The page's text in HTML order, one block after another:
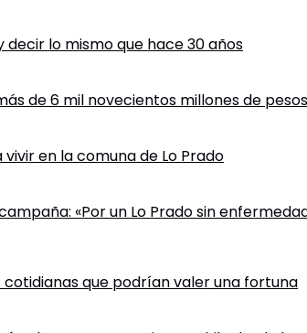
decir lo mismo que hace 30 años
de 6 mil novecientos millones de pesos
vivir en la comuna de Lo Prado
«Por un Lo Prado sin
que podrían valer una fortuna